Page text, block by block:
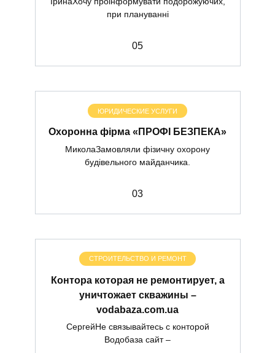
при плануванні
05
ЮРИДИЧЕСКИЕ УСЛУГИ
Охоронна фірма «ПРОФІ БЕЗПЕКА»
МиколаЗамовляли фізичну охорону
будівельного майданчика.
03
СТРОИТЕЛЬСТВО И РЕМОНТ
Контора которая не ремонтирует, а
уничтожает скважины –
vodabaza.com.ua
СергейНе связывайтесь с конторой
Водобаза сайт –